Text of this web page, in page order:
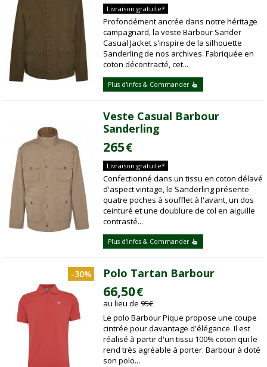
Livraison gratuite*
Profondément ancrée dans notre héritage
campagnard, la veste Barbour Sander
Casual Jacket s'inspire de la silhouette
Sanderling de nos archives. Fabriquée en
coton décontracté, cet...
Plus d'infos & Commander
Veste Casual Barbour
Sanderling
265€
Livraison gratuite*
Confectionné dans un tissu en coton délavé
d'aspect vintage, le Sanderling présente
quatre poches à soufflet à l'avant, un dos
ceinturé et une doublure de col en aiguille
contrasté...
Plus d'infos & Commander
-30% Polo Tartan Barbour
66,50€
au lieu de95€
Le polo Barbour Pique propose une coupe
cintrée pour davantage d'élégance. Il est
réalisé à partir d'un tissu 100% coton qui le
rend très agréable à porter. Barbour à doté
son polo...